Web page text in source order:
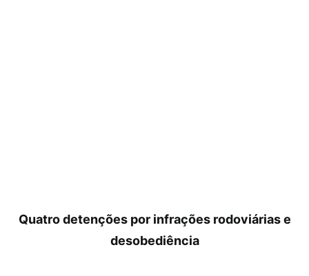
Quatro detenções por infrações rodoviárias e
desobediência